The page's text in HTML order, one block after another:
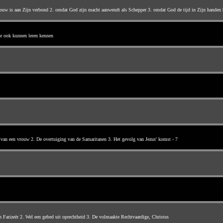
is aan Zijn verbond 2. omdat God zijn macht aanwendt als Schepper 3. omdat God de tijd in Zijn handen
kunnen leren kennen
een vrouw 2. De overtuiging van de Samaritanen 3. Het gevolg van Jezus' komst - 7
2. Wel een gebed uit oprechtheid 3. De volmaakte Rechtvaardige, Christus